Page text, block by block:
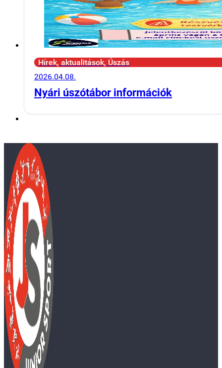
Hírek, aktualitások, Úszás
2026.04.08.
Nyári úszótábor információk